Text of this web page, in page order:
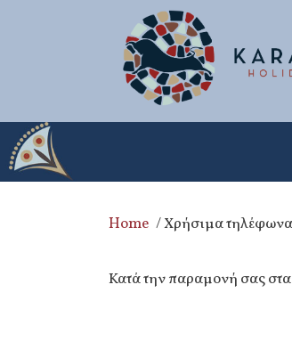
Home /Χρήσιμα τηλέφωνα
Κατά την παραμονή σας